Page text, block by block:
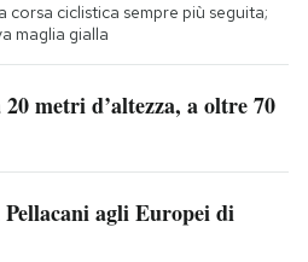
ciclistica sempre più seguita;
maglia gialla
metri d’altezza, a oltre 70
agli Europei di